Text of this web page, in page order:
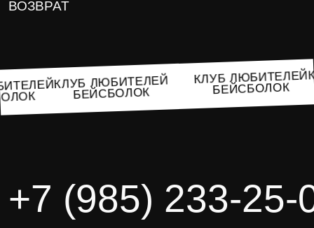
ВОЗВРАТ
КЛУБ ЛЮБИТЕЛЕЙ
БЕЙСБОЛОК
КЛУБ
БЕЙСБОЛОК
+7 (985) 233-25-